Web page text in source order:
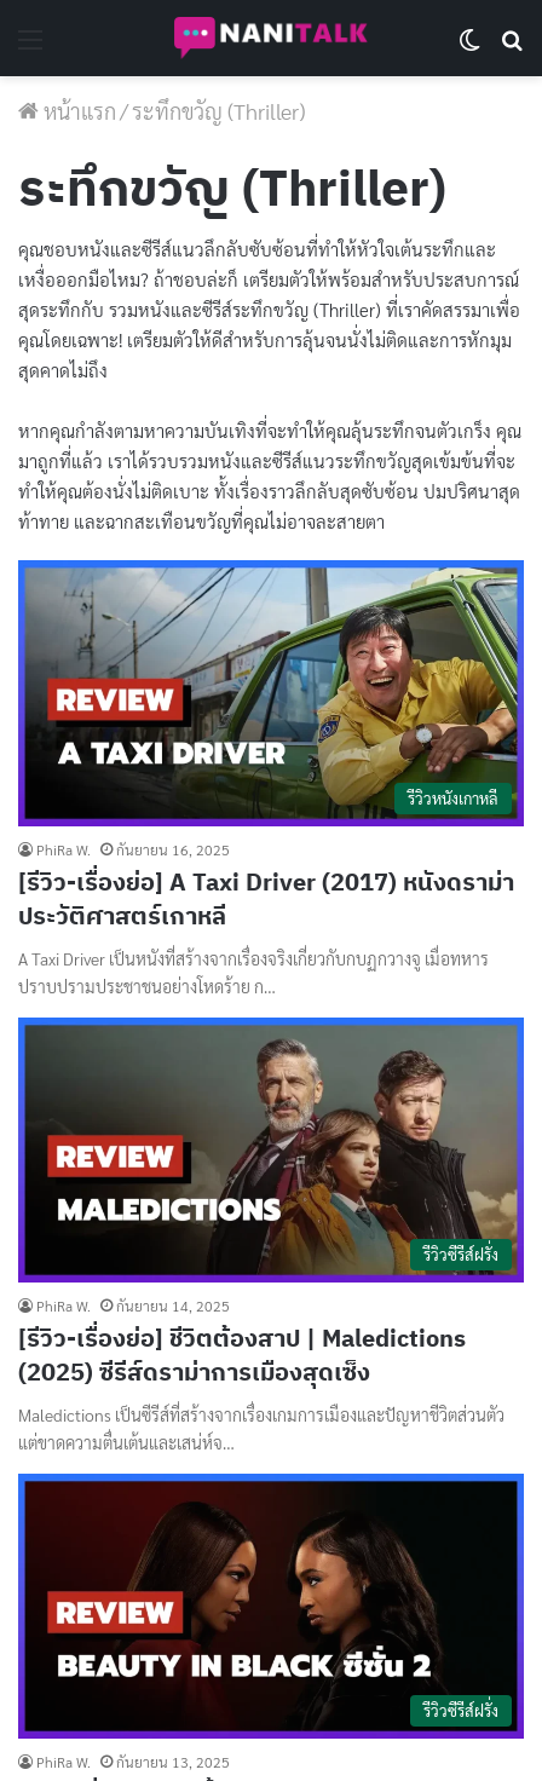
หน้าแรก/ระทึกขวัญ (Thriller)
ระทึกขวัญ (Thriller)
คุณชอบหนังและซีรีส์แนวลึกลับซับซ้อนที่ทำให้หัวใจเต้นระทึกและ
เหงื่อออกมือไหม? ถ้าชอบล่ะก็ เตรียมตัวให้พร้อมสำหรับประสบการณ์
สุดระทึกกับ รวมหนังและซีรีส์ระทึกขวัญ (Thriller) ที่เราคัดสรรมาเพื่อ
คุณโดยเฉพาะ! เตรียมตัวให้ดีสำหรับการลุ้นจนนั่งไม่ติดและการหักมุม
สุดคาดไม่ถึง
หากคุณกำลังตามหาความบันเทิงที่จะทำให้คุณลุ้นระทึกจนตัวเกร็ง คุณ
มาถูกที่แล้ว เราได้รวบรวมหนังและซีรีส์แนวระทึกขวัญสุดเข้มข้นที่จะ
ทำให้คุณต้องนั่งไม่ติดเบาะ ทั้งเรื่องราวลึกลับสุดซับซ้อน ปมปริศนาสุด
ท้าทาย และฉากสะเทือนขวัญที่คุณไม่อาจละสายตา
รีวิวหนังเกาหลี
PhiRa W. กันยายน 16, 2025
[รีวิว-เรื่องย่อ] A Taxi Driver (2017) หนังดราม่า
ประวัติศาสตร์เกาหลี
A Taxi Driver เป็นหนังที่สร้างจากเรื่องจริงเกี่ยวกับกบฏกวางจู เมื่อทหาร
ปราบปรามประชาชนอย่างโหดร้าย ก…
รีวิวซีรีส์ฝรั่ง
PhiRa W. กันยายน 14, 2025
[รีวิว-เรื่องย่อ] ชีวิตต้องสาป | Maledictions
(2025) ซีรีส์ดราม่าการเมืองสุดเซ็ง
Maledictions เป็นซีรีส์ที่สร้างจากเรื่องเกมการเมืองและปัญหาชีวิตส่วนตัว
แต่ขาดความตื่นเต้นและเสน่ห์จ…
รีวิวซีรีส์ฝรั่ง
PhiRa W. กันยายน 13, 2025